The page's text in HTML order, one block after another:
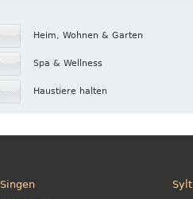
Heim, Wohnen & Garten
Spa & Wellness
Haustiere halten
Singen
Sylt